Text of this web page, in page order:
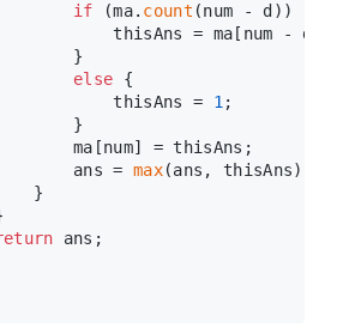
if (ma. count (num - d)) {
thisAns = ma[num - d]
}
else {
thisAns =
1 ;
}
ma[num] = thisAns;
ans =
max(ans, thisAns);
}
ans;